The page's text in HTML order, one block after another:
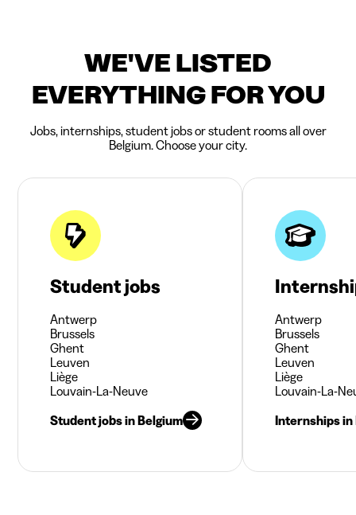
WE'VE LISTED
EVERYTHING FOR YOU
Jobs, internships, student jobs or student rooms all over
Belgium. Choose your city.
Student jobs
Antwerp
Brussels
Ghent
Leuven
Liège
Louvain-La-Neuve
Student jobs in Belgium
Antwerp
Brussels
Ghent
Leuven
Liège
Louvain-La-
Internships in